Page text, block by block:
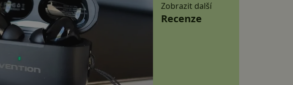
Zobrazit další
Recenze